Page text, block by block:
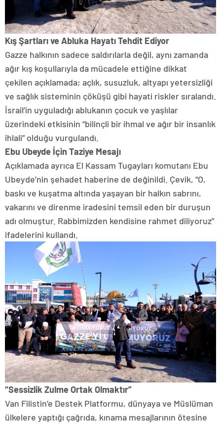
Kış Şartları ve Abluka Hayatı Tehdit Ediyor
Gazze halkının sadece saldırılarla değil, aynı zamanda
ağır kış koşullarıyla da mücadele ettiğine dikkat
çekilen açıklamada; açlık, susuzluk, altyapı yetersizliği
ve sağlık sisteminin çöküşü gibi hayati riskler sıralandı.
İsrail’in uyguladığı ablukanın çocuk ve yaşlılar
üzerindeki etkisinin “bilinçli bir ihmal ve ağır bir insanlık
ihlali” olduğu vurgulandı.
Ebu Ubeyde İçin Taziye Mesajı
Açıklamada ayrıca El Kassam Tugayları komutanı Ebu
Ubeyde’nin şehadet haberine de değinildi. Çevik, “O,
baskı ve kuşatma altında yaşayan bir halkın sabrını,
vakarını ve direnme iradesini temsil eden bir duruşun
adı olmuştur. Rabbimizden kendisine rahmet diliyoruz”
ifadelerini kullandı.
“Sessizlik Zulme Ortak Olmaktır”
Van Filistin’e Destek Platformu, dünyaya ve Müslüman
ülkelere yaptığı çağrıda, kınama mesajlarının ötesine